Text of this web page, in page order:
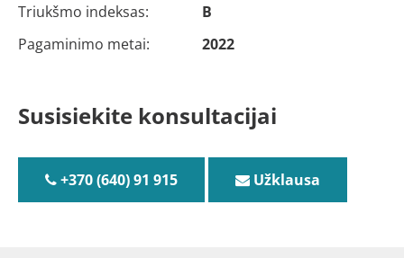
Triukšmo indeksas:
B
Pagaminimo metai:
2022
Susisiekite konsultacijai
+370 (640) 91 915 Užklausa